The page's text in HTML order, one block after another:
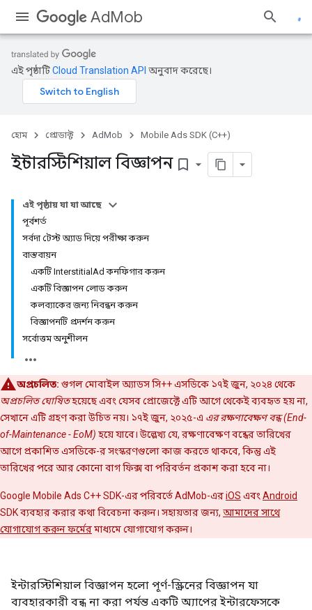
AdMob
এই পৃষ্ঠাটিCloud Translation API অনুবাদ করেছে।
হোম প্রোডাক্ট AdMob Mobile Ads SDK (C++)
ইন্টারস্টিশিয়াল বিজ্ঞাপন bookmark_border
এই পৃষ্ঠায় যা যা আছে
পূর্বশর্ত
সর্বদা টেস্ট অ্যাড দিয়ে পরীক্ষা করুন
বাস্তবায়ন
একটি InterstitialAd কনফিগার করুন
একটি বিজ্ঞাপন লোড করুন
কলব্যাকের জন্য নিবন্ধন করুন
বিজ্ঞাপনটি প্রদর্শন করুন
সর্বোত্তম অনুশীলন
অপ্রচলিত: গুগল মোবাইল অ্যাডস সি++ এসডিকে ১৭ই জুন, ২০২৪ থেকে
অপ্রচলিত ঘোষিতহয়েছে এবং যেসব প্রোজেক্টে এটি আগে থেকেই ব্যবহৃত হয় না,
সেখানে এটি গ্রহণ করা উচিত নয়। ১৭ই জুন, ২০২৫-এ এর রক্ষণাবেক্ষণ বন্ধ (End-
of-Maintenance - EoM) হয়ে যাবে। উল্লেখ্য যে, রক্ষণাবেক্ষণ বন্ধের তারিখের
আগে প্রকাশিত এসডিকে-র সংস্করণগুলো কাজ করতে থাকবে, কিন্তু এই
তারিখের পরে আর কোনো বাগ ফিক্স বা পরিবর্তন প্রকাশ করা হবে না।
Google Mobile Ads C++ SDK-এর পরিবর্তে AdMob-এরiOS এবং Android
SDK ব্যবহার করার কথা বিবেচনা করুন। সহায়তার জন্য, আমাদের সাথে
যোগাযোগ করুন ফর্মেরমাধ্যমে যোগাযোগ করুন।
ইন্টারস্টিশিয়াল বিজ্ঞাপন হলো পূর্ণ-স্ক্রিনের বিজ্ঞাপন যা
ব্যবহারকারী বন্ধ না করা পর্যন্ত একটি অ্যাপের ইন্টারফেসকে